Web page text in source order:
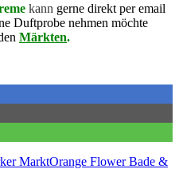
kann gerne direkt per email
Duftprobe nehmen möchte
Märkten.
MarktOrange Flower Bade &